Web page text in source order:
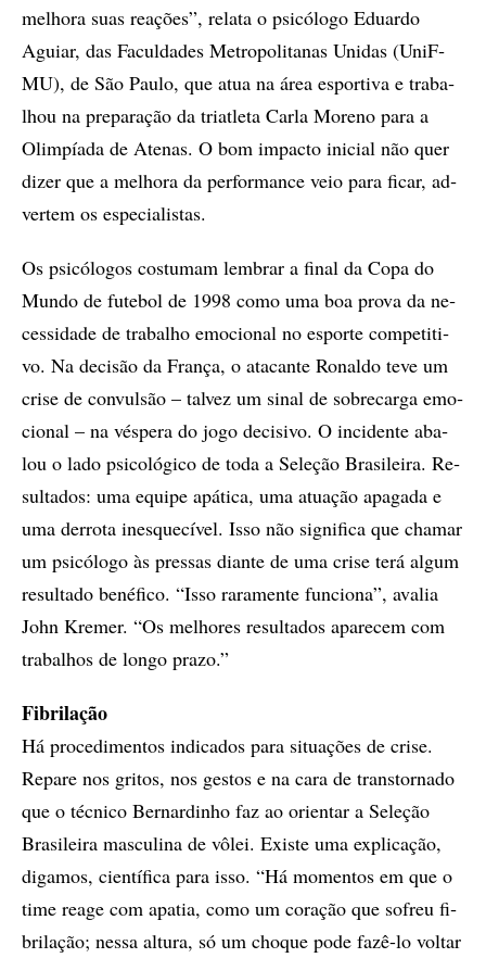
me­lho­ra suas re­a­çõ­es”, re­la­ta o psi­có­lo­go Edu­ar­do
Aguiar, das Fa­cul­da­des Me­tro­po­li­ta­nas Uni­das (UniF­
MU), de São Pau­lo, que atua na área es­por­ti­va e tra­ba­
lhou na pre­pa­ra­ção da tri­a­tle­ta Car­la Mo­re­no para a
Olim­pí­a­­da de Ate­nas. O bom im­pac­to ini­ci­al não quer
di­zer que a me­lho­ra da per­for­man­ce veio para fi­car, ad­
ver­tem os es­pe­ci­a­lis­tas.
Os psi­có­lo­gos cos­tu­mam lem­brar a fi­nal da Copa do
Mun­do de fu­te­bol de 1998 como uma boa pro­va da ne­
ces­si­da­de de tra­ba­lho emo­ci­o­nal no es­por­te com­pe­ti­ti­
vo. Na de­ci­são da Fran­ça, o ata­can­te Ro­nal­do teve um
cri­se de con­vul­são – tal­vez um si­nal de so­bre­car­ga emo­
ci­o­nal – na vés­pe­ra do jogo de­ci­si­vo. O in­ci­den­te aba­
lou o lado psi­co­ló­gi­co de toda a Se­le­ção Bra­si­lei­ra. Re­
sul­ta­dos: uma equi­pe apá­ti­ca, uma atu­a­ção apa­ga­da e
uma der­ro­ta ines­que­cí­vel. Isso não sig­ni­fi­ca que cha­mar
um psi­có­lo­go às pres­sas di­an­te de uma cri­se terá al­gum
re­sul­ta­do be­né­fi­co. “Isso ra­ra­men­te fun­ci­o­na”, ava­lia
John Kre­mer. “Os me­lho­res re­sul­ta­dos apa­re­cem com
tra­ba­lhos de lon­go pra­zo.”
Fibrilação
Há pro­ce­di­men­tos in­di­ca­dos para si­tu­a­çõ­es de cri­se.
Re­pa­re nos gri­tos, nos ges­tos e na cara de trans­tor­na­do
que o téc­ni­co Ber­nar­di­nho faz ao ori­en­tar a Se­le­ção
Bra­si­lei­ra mas­cu­li­na de vô­lei. Exis­te uma ex­pli­ca­ção,
di­ga­mos, ci­en­tí­fi­ca para isso. “Há mo­men­tos em que o
time re­a­ge com apa­tia, como um co­ra­ção que so­freu fi­
bri­la­ção; nes­sa al­tu­ra, só um cho­que pode fazê-lo vol­tar